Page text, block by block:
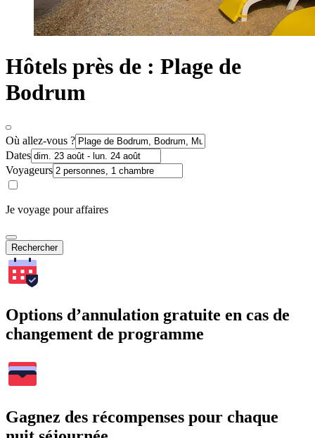
Hôtels près de : Plage de
Bodrum
Où allez-vous ?
Dates
Voyageurs
Je voyage pour affaires
Rechercher
Options d’annulation gratuite en cas de
changement de programme
Gagnez des récompenses pour chaque